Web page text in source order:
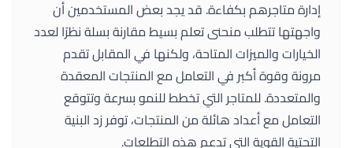
إدارة متاجرهم بكفاءة. قد يجد بعض المستخدمين أن
واجهتها تتطلب منحنى تعلم بسيط مقارنة بسلة نظرًا لعدد
الخيارات والميزات المتاحة، ولكنها في المقابل تقدم
مرونة وقوة أكبر في التعامل مع المنتجات المعقدة
والمتعددة. للمتاجر التي تخطط للنمو بسرعة وتتوقع
التعامل مع أعداد هائلة من المنتجات، توفر زد البنية
التحتية القوية التي تدعم هذه التطلعات.